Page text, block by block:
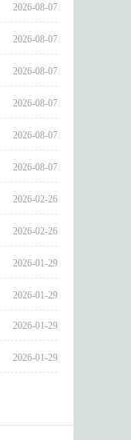
2026-08-07
2026-08-07
2026-08-07
2026-08-07
2026-08-07
2026-08-07
2026-02-26
2026-02-26
2026-01-29
2026-01-29
2026-01-29
2026-01-29